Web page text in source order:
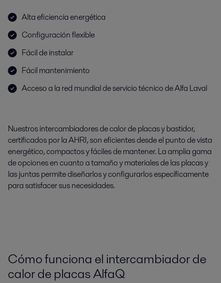
Alta eficiencia energética
Configuración flexible
Fácil de instalar
Fácil mantenimiento
Acceso a la red mundial de servicio técnico de Alfa Laval
Nuestros intercambiadores de calor de placas y bastidor,
certificados por la AHRI, son eficientes desde el punto de vista
energético, compactos y fáciles de mantener. La amplia gama
de opciones en cuanto a tamaño y materiales de las placas y
las juntas permite diseñarlos y configurarlos específicamente
para satisfacer sus necesidades.
Cómo funciona el intercambiador de
calor de placas AlfaQ